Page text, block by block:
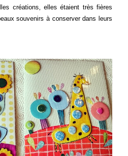
créations, elles étaient très fières
souvenirs à conserver dans leurs